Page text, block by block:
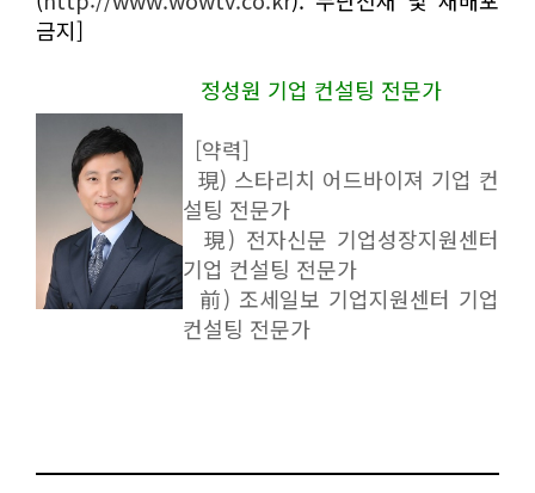
금지]
정성원 기업 컨설팅 전문가
[약력]
現) 스타리치 어드바이져 기업 컨
설팅 전문가
現) 전자신문 기업성장지원센터
기업 컨설팅 전문가
前) 조세일보 기업지원센터 기업
컨설팅 전문가